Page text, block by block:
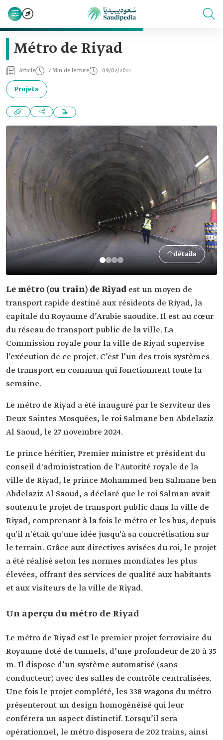
Métro de Riyad
Article 7 Min de lecture 09/02/2021
Projets
détails
Le métro (ou train) de Riyad est un moyen de
transport rapide destiné aux résidents de Riyad, la
capitale du Royaume d’Arabie saoudite. Il est au cœur
du réseau de transport public de la ville. La
Commission royale pour la ville de Riyad supervise
l’exécution de ce projet. C’est l’un des trois systèmes
de transport en commun qui fonctionnent toute la
semaine.
Le métro de Riyad a été inauguré par le Serviteur des
Deux Saintes Mosquées, le roi Salmane ben Abdelaziz
Al Saoud, le 27 novembre 2024.
Le prince héritier, Premier ministre et président du
conseil d'administration de l'Autorité royale de la
ville de Riyad, le prince Mohammed ben Salmane ben
Abdelaziz Al Saoud, a déclaré que le roi Salman avait
soutenu le projet de transport public dans la ville de
Riyad, comprenant à la fois le métro et les bus, depuis
qu'il n'était qu'une idée jusqu'à sa concrétisation sur
le terrain. Grâce aux directives avisées du roi, le projet
a été réalisé selon les normes mondiales les plus
élevées, offrant des services de qualité aux habitants
et aux visiteurs de la ville de Riyad.
Un aperçu du métro de Riyad
Le métro de Riyad est le premier projet ferroviaire du
Royaume doté de tunnels, d’une profondeur de 20 à 35
m. Il dispose d’un système automatisé (sans
conducteur) avec des salles de contrôle centralisées.
Une fois le projet complété, les 338 wagons du métro
présenteront un design homogénéisé qui leur
conférera un aspect distinctif. Lorsqu’il sera
opérationnel, le métro disposera de 202 trains, ainsi